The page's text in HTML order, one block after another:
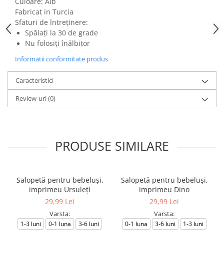
Fabricat in Turcia
Sfaturi de întreținere:
Spălați la 30 de grade
Nu folosiți înălbitor
Informatii conformitate produs
Caracteristici
Review-uri(0)
PRODUSE SIMILARE
Salopetă pentru bebeluși,
imprimeu Ursuleți
29,99 Lei
Varsta:
1-3 luni 0-1 luna 3-6 luni
Salopetă pentru bebeluși,
imprimeu Dino
29,99 Lei
Varsta:
0-1 luna 3-6 luni 1-3 luni